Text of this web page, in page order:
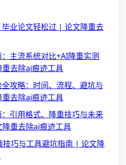
业论文轻松过 | 论文降重去
主流系统对比+AI降重实测
去除ai痕迹工具
攻略：时间、流程、避坑与
去除ai痕迹工具
引用格式、降重技巧与未来
重去除ai痕迹工具
技巧与工具避坑指南 | 论文降